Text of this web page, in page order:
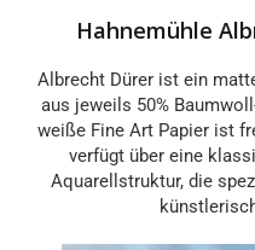
Hahnemühle
Albrecht Dürer ist ein
aus jeweils 50%
weiße Fine Art Papier ist
verfügt über eine
Aquarellstruktur, die